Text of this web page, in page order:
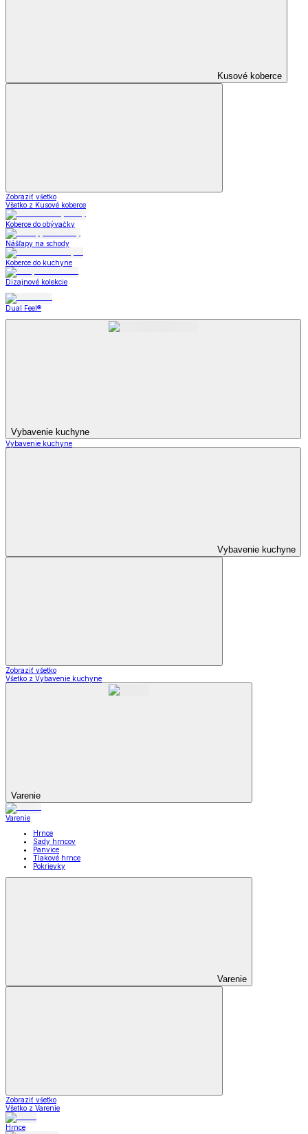
Kusové koberce
Zobraziť všetko
Všetko z Kusové koberce
Koberce do obývačky
Nášľapy na schody
Koberce do kuchyne
Dizajnové kolekcie
Dual Feel®
Vybavenie kuchyne
Vybavenie kuchyne
Vybavenie kuchyne
Zobraziť všetko
Všetko z Vybavenie kuchyne
Varenie
Varenie
Hrnce
Sady hrncov
Panvice
Tlakové hrnce
Pokrievky
Varenie
Zobraziť všetko
Všetko z Varenie
Hrnce